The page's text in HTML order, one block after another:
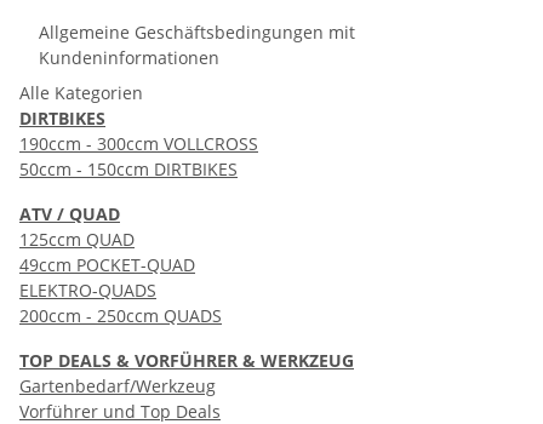
Allgemeine Geschäftsbedingungen mit
Kundeninformationen
Alle Kategorien
DIRTBIKES
190ccm - 300ccm VOLLCROSS
50ccm - 150ccm DIRTBIKES
ATV / QUAD
125ccm QUAD
49ccm POCKET-QUAD
ELEKTRO-QUADS
200ccm - 250ccm QUADS
TOP DEALS & VORFÜHRER & WERKZEUG
Gartenbedarf/Werkzeug
Vorführer und Top Deals